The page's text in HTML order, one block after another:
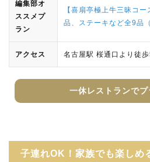
編集部オ
ススメプ
ラン
【喜扇亭極上牛三昧コ
品、ステーキなど全9品
アクセス 名古屋駅 桜通口より徒
一休レストランでプ
子連れOK！家族でも楽しめ